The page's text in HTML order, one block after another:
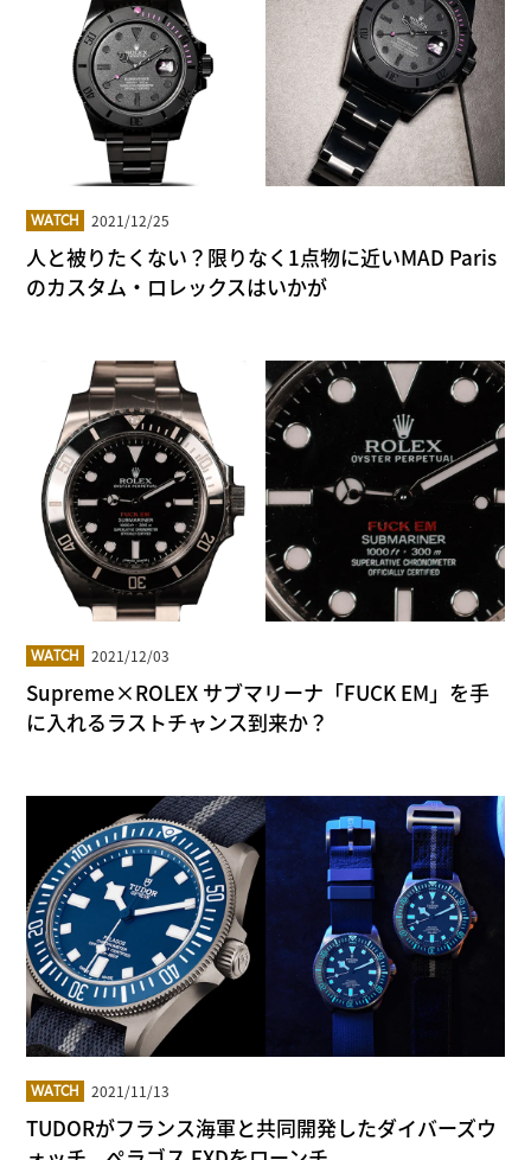
WATCH 2021/12/25
人と被りたくない？限りなく1点物に近いMAD Paris
のカスタム・ロレックスはいかが
WATCH 2021/12/03
Supreme×ROLEX サブマリーナ「FUCK EM」を手
に入れるラストチャンス到来か？
WATCH 2021/11/13
TUDORがフランス海軍と共同開発したダイバーズウ